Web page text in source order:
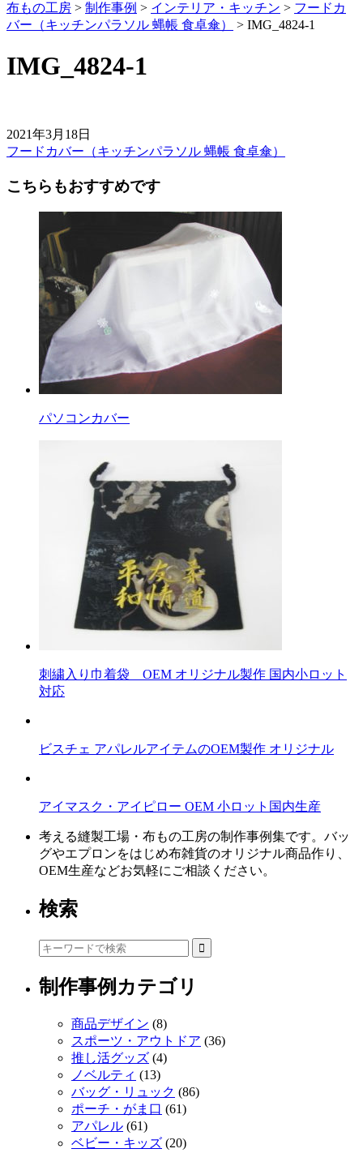
布もの工房 > 制作事例 > インテリア・キッチン > フードカ
バー（キッチンパラソル 蝿帳 食卓傘）
> IMG_4824-1
IMG_4824-1
2021年3月18日
前
後
フードカバー（キッチンパラソル 蝿帳 食卓傘）
こちらもおすすめです
パソコンカバー
刺繍入り巾着袋 OEM オリジナル製作 国内小ロット
対応
ビスチェ アパレルアイテムのOEM製作 オリジナル
アイマスク・アイピロー OEM 小ロット国内生産
考える縫製工場・布もの工房の制作事例集です。バッ
グやエプロンをはじめ布雑貨のオリジナル商品作り、
OEM生産などお気軽にご相談ください。
検索
制作事例カテゴリ
商品デザイン (8)
スポーツ・アウトドア (36)
推し活グッズ (4)
ノベルティ (13)
バッグ・リュック (86)
ポーチ・がま口 (61)
アパレル (61)
ベビー・キッズ (20)